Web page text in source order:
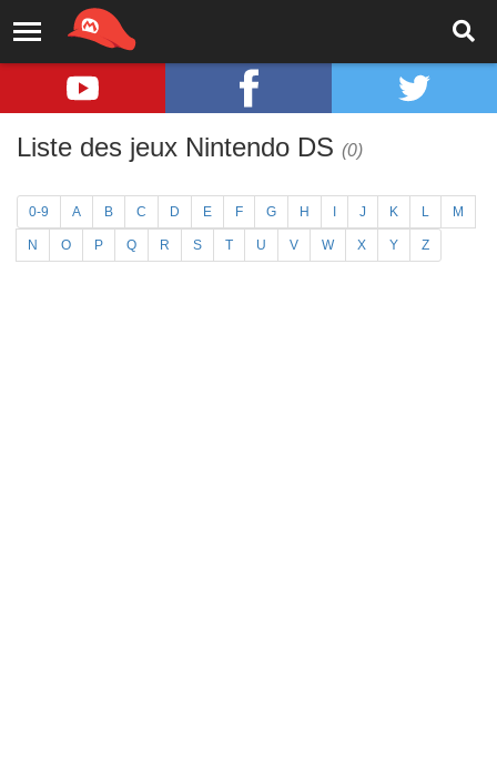
Liste des jeux Nintendo DS (0)
0-9 A B C D E F G H J K L M
N O P Q R S T U V W X Y Z